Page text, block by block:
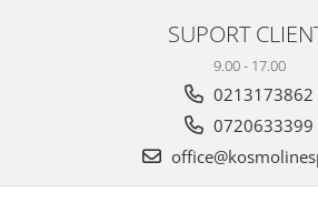
SUPORT
9.00 - 17.00
0213173862
0720633399